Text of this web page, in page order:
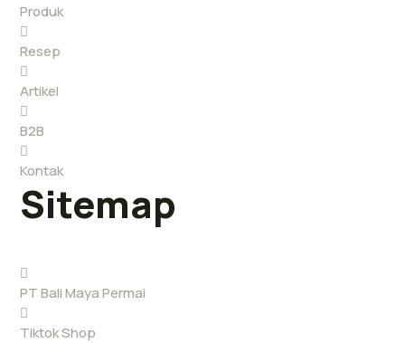
Produk
Resep
Artikel
B2B
Kontak
Sitemap
PT Bali Maya Permai
Tiktok Shop